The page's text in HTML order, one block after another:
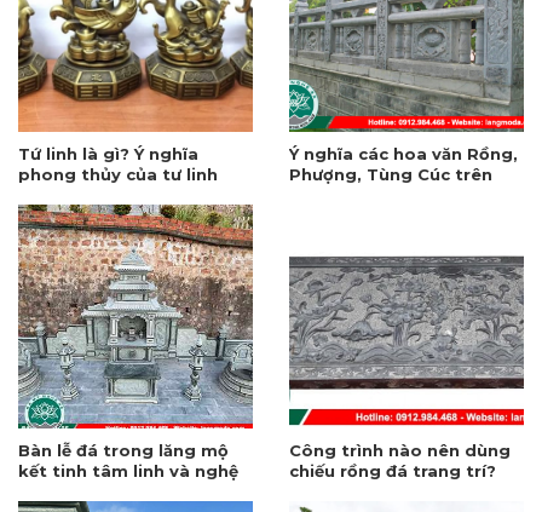
Tứ linh là gì? Ý nghĩa
phong thủy của tư linh
Ý nghĩa các hoa văn Rồng,
Phượng, Tùng Cúc trên
Bàn lễ đá trong lăng mộ
kết tinh tâm linh và nghệ
Công trình nào nên dùng
chiếu rồng đá trang trí?